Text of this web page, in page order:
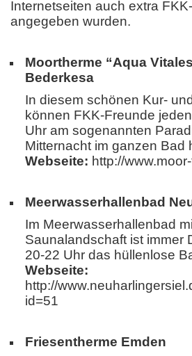
Internetseiten auch extra
angegeben wurden.
Moortherme “Aqua
Bederkesa
In diesem schönen Kur-
können FKK-Freunde
Uhr am sogenannten
Mitternacht im ganzen Bad
Webseite: http://
Meerwasserhallenbad
Im Meerwasserhallenbad
Saunalandschaft ist immer
20-22 Uhr das hüllenlose
Webseite:
http://
id=51
Friesentherme Emden